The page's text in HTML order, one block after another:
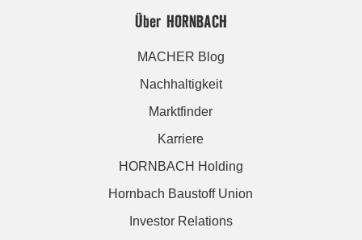
Über HORNBACH
MACHER Blog
Nachhaltigkeit
Marktfinder
Karriere
HORNBACH Holding
Hornbach Baustoff Union
Investor Relations